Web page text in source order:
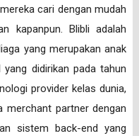
cari dengan mudah
kapanpun. Blibli adalah
yang merupakan anak
didirikan pada tahun
provider kelas dunia,
merchant partner dengan
sistem back-end yang